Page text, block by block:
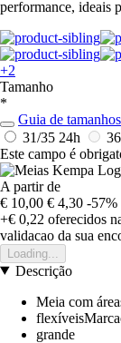
performance, ideais
+2
Tamanho
*
Guia de tamanhos
31/35 24h
Este campo é
A partir de
€ 10,00 € 4,30 -57%
+€ 0,22 oferecidos
validacao da sua
Loading...
Descrição
Meia com
grande